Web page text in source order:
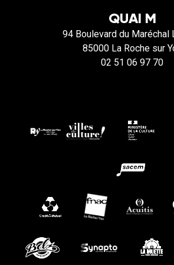
QUAI M
94 Boulevard du Maréchal
85000 La Roche sur
02 51 06 97 70